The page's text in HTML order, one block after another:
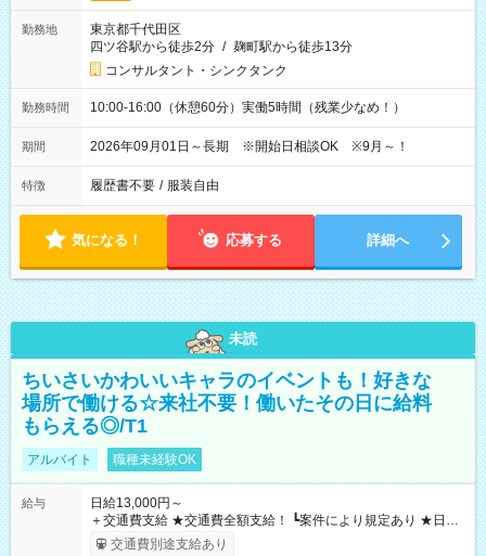
勤務地
東京都千代田区
四ツ谷駅から徒歩2分 / 麹町駅から徒歩13分
コンサルタント・シンクタンク
勤務時間 10:00-16:00（休憩60分）実働5時間（残業少なめ！）
期間 2026年09月01日～長期 ※開始日相談OK ※9月～！
特徴 履歴書不要 / 服装自由
気になる！ 応募する 詳細へ
未読
ちいさいかわいいキャラのイベントも！好きな
場所で働ける☆来社不要！働いたその日に給料
もらえる◎/T1
アルバイト 職種未経験OK
給与
日給13,000円～
＋交通費支給 ★交通費全額支給！ ┗案件により規定あり ★日払
いOK！（規定あり） ┗働いたその日に現金GET♪ お仕事後はコ
交通費別途支給あり